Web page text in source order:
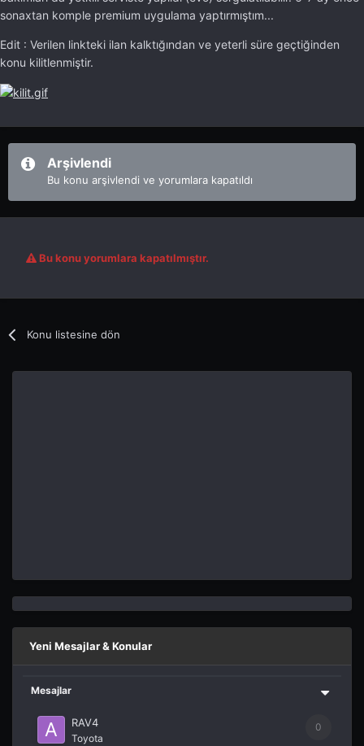
sonaxtan komple premium uygulama yaptırmıştım...
Edit : Verilen linkteki ilan kalktığından ve yeterli süre geçtiğinden
konu kilitlenmiştir.
Arşivlendi
Bu konu arşivlendi ve yorumlara kapatıldı
Bu konu yorumlara kapatılmıştır.
Konu listesine dön
Yeni Mesajlar & Konular
Mesajlar
0
RAV4
Toyota